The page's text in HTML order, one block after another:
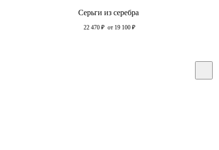
Серьги из серебра
22 470 ₽ от 19 100 ₽